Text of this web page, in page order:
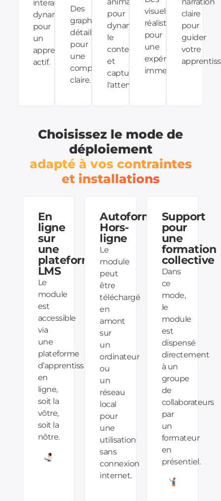
interactions
dynamiques
pour
un
apprentissage
actif.
Des
graphiques
détaillés
pour
une
compréhension
claire.
pour
dynamiser
le
contenu
et
capturer
l'attention.
visuels
réalistes
pour
une
expérience
immersive.
claire
pour
guider
votre
Choisissez le mode de
déploiement
adapté à vos contraintes
et installations
En
ligne
sur
une
plateforme
LMS
Le
module
est
accessible
via
une
plateforme
d’apprentissage
en
ligne,
soit la
vôtre,
soit la
nôtre.
Autoformation
Hors-
ligne
Le
module
peut
être
téléchargé
en
amont
sur
un
ordinateur
ou
un
réseau
local
pour
une
utilisation
sans
connexion
internet.
Support
pour
une
formation
collective
Dans
ce
mode,
le
module
est
dispensé
directement
à un
groupe
de
collaborateurs
par
un
formateur
en
présentiel.